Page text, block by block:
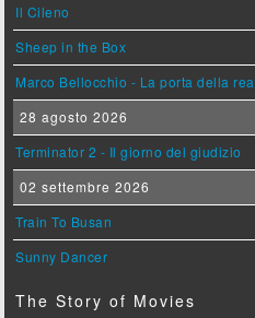
Il Cileno
Sheep in the Box
Marco Bellocchio - La porta della
28 agosto 2026
Terminator 2 - Il giorno del giudizio
02 settembre 2026
Train To Busan
Sunny Dancer
The Story of Movies